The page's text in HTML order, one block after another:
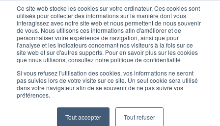
Ce site web stocke les cookies sur votre ordinateur. Ces cookies sont
utilisés pour collecter des informations sur la manière dont vous
interagissez avec notre site web et nous permettent de nous souvenir
de vous. Nous utilisons ces informations afin d'améliorer et de
personnaliser votre expérience de navigation, ainsi que pour
l'analyse et les indicateurs concernant nos visiteurs à la fois sur ce
site web et sur d'autres supports. Pour en savoir plus sur les cookies
que nous utilisons, consultez notre politique de confidentialité
Si vous refusez l'utilisation des cookies, vos informations ne seront
pas suivies lors de votre visite sur ce site. Un seul cookie sera utilisé
dans votre navigateur afin de se souvenir de ne pas suivre vos
préférences.
Tout accepter Tout refuser
L’IMMOBILIER
D’INVESTISSEMENT ENTRE
DANS UNE NOUVELLE ÈRE
Rejoignez le premier club privé d'investissement